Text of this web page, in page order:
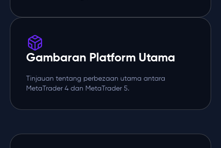
Gambaran Platform Utama
Tinjauan tentang perbezaan utama antara
MetaTrader 4 dan MetaTrader 5.